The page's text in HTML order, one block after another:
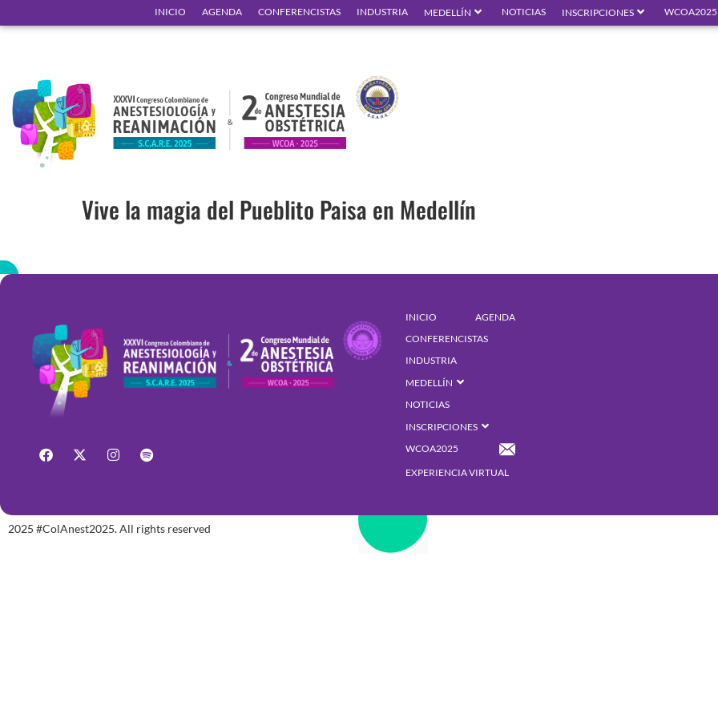
INICIO AGENDA CONFERENCISTAS INDUSTRIA MEDELLÍN NOTICIAS INSCRIPCIONES WCOA2025
Vive la magia del Pueblito Paisa en Medellín
INICIO AGENDA
CONFERENCISTAS
INDUSTRIA
MEDELLÍN
NOTICIAS
INSCRIPCIONES
WCOA2025
EXPERIENCIA VIRTUAL
2025 #ColAnest2025. All rights reserved